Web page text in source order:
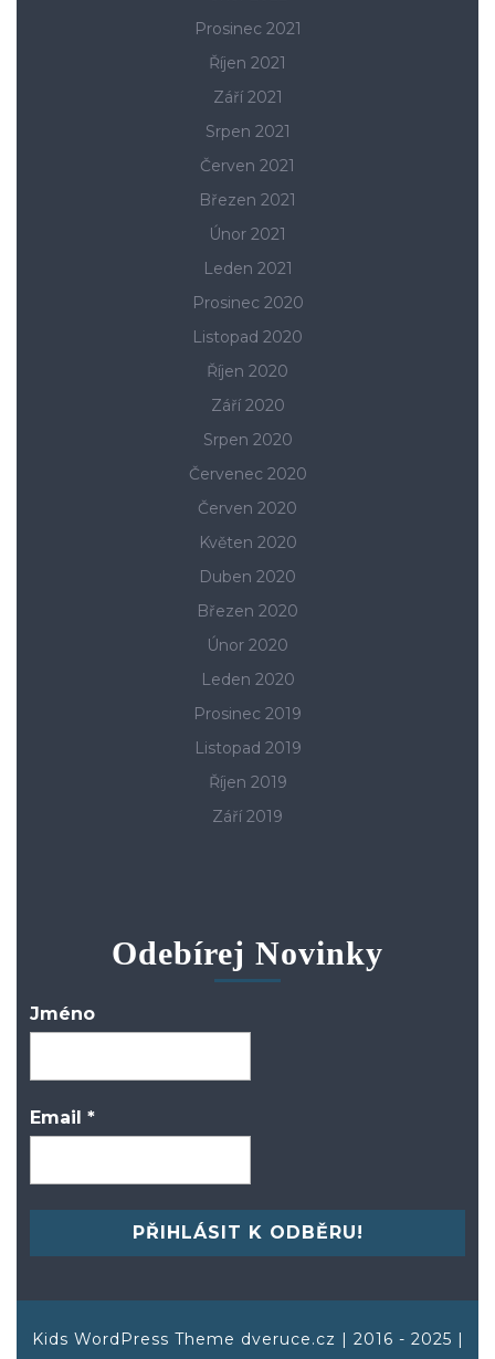
Prosinec 2021
Říjen 2021
Září 2021
Srpen 2021
Červen 2021
Březen 2021
Únor 2021
Leden 2021
Prosinec 2020
Listopad 2020
Říjen 2020
Září 2020
Srpen 2020
Červenec 2020
Červen 2020
Květen 2020
Duben 2020
Březen 2020
Únor 2020
Leden 2020
Prosinec 2019
Listopad 2019
Říjen 2019
Září 2019
Odebírej Novinky
Jméno
Email *
Kids WordPress Theme dveruce.cz | 2016 - 2025 |